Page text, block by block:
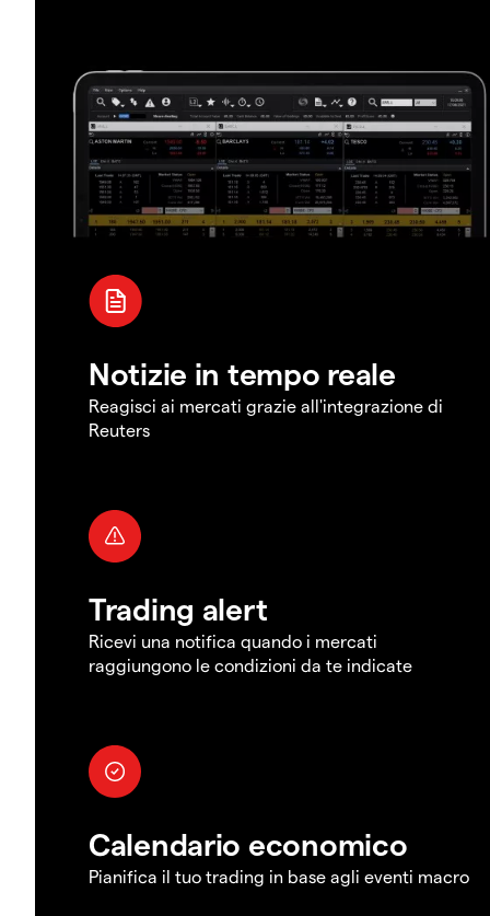
Notizie in tempo reale
Reagisci ai mercati grazie all'integrazione di
Reuters
Trading alert
Ricevi una notifica quando i mercati
raggiungono le condizioni da te indicate
Calendario economico
Pianifica il tuo trading in base agli eventi macro